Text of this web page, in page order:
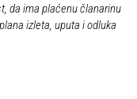
da ima plaćenu članarinu
izleta, uputa i odluka